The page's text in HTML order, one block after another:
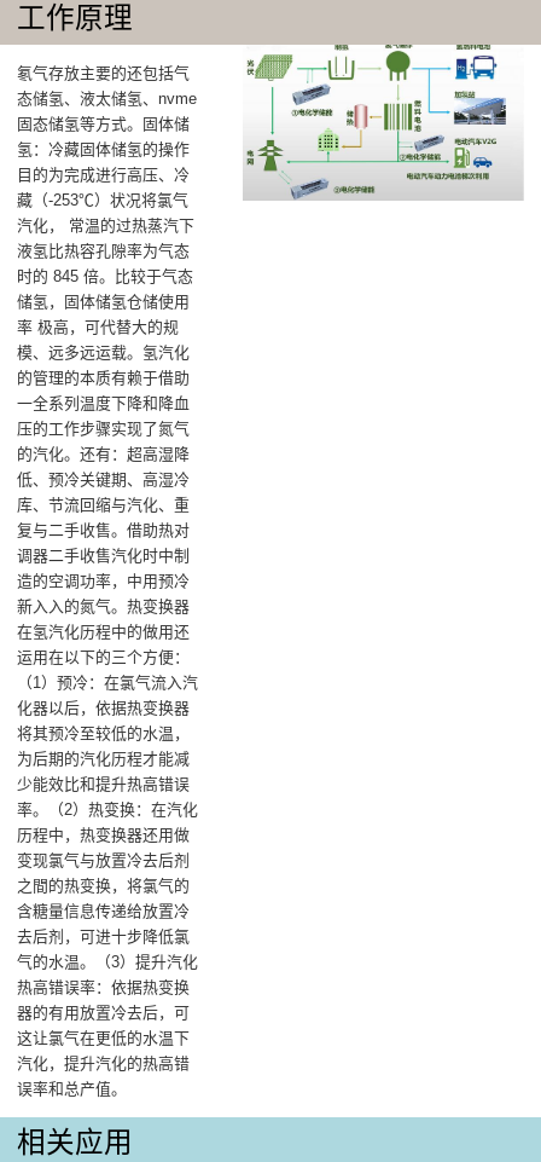
工作原理
氡气存放主要的还包括气
态储氢、液太储氢、nvme
固态储氢等方式。固体储
氢：冷藏固体储氢的操作
目的为完成进行高压、冷
藏（-253℃）状况将氯气
汽化， 常温的过热蒸汽下
液氢比热容孔隙率为气态
时的 845 倍。比较于气态
储氢，固体储氢仓储使用
率 极高，可代替大的规
模、远多远运载。氢汽化
的管理的本质有赖于借助
一全系列温度下降和降血
压的工作步骤实现了氮气
的汽化‌。还有：超高湿降
低、‌预冷关键期、‌高湿冷
库、‌节流回缩与汽化‌、重
复与二手收售。借助热对
调器二手收售汽化时中制
造的空调功率，中用预冷
新入入的氮气‌。热变换器
在氢汽化历程中的做用还
运用在以下的三个方便：
（1）预冷‌：在氯气流入汽
化器以后，依据热变换器
将其预冷至较低的水温，
为后期的汽化历程才能减
少能效比和提升热高错误
率‌。‌（2）热变换‌：在汽化
历程中，热变换器还用做
变现氯气与放置冷去后剂
之間的热变换，将氯气的
含糖量信息传递给放置冷
去后剂，可进十步降低氯
气的水温‌。‌（3）提升汽化
热高错误率‌：依据热变换
器的有用放置冷去后，可
这让氯气在更低的水温下
汽化，提升汽化的热高错
误率和总产值‌。
相关应用